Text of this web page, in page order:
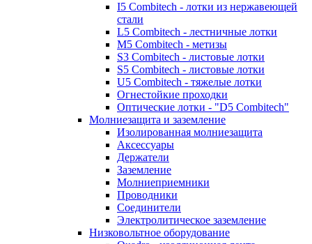
I5 Combitech - лотки из нержавеющей
стали
L5 Combitech - лестничные лотки
M5 Combitech - метизы
S3 Combitech - листовые лотки
S5 Combitech - листовые лотки
U5 Combitech - тяжелые лотки
Огнестойкие проходки
Оптические лотки - "D5 Combitech"
Молниезащита и заземление
Изолированная молниезащита
Аксессуары
Держатели
Заземление
Молниеприемники
Проводники
Соединители
Электролитическое заземление
Низковольтное оборудование